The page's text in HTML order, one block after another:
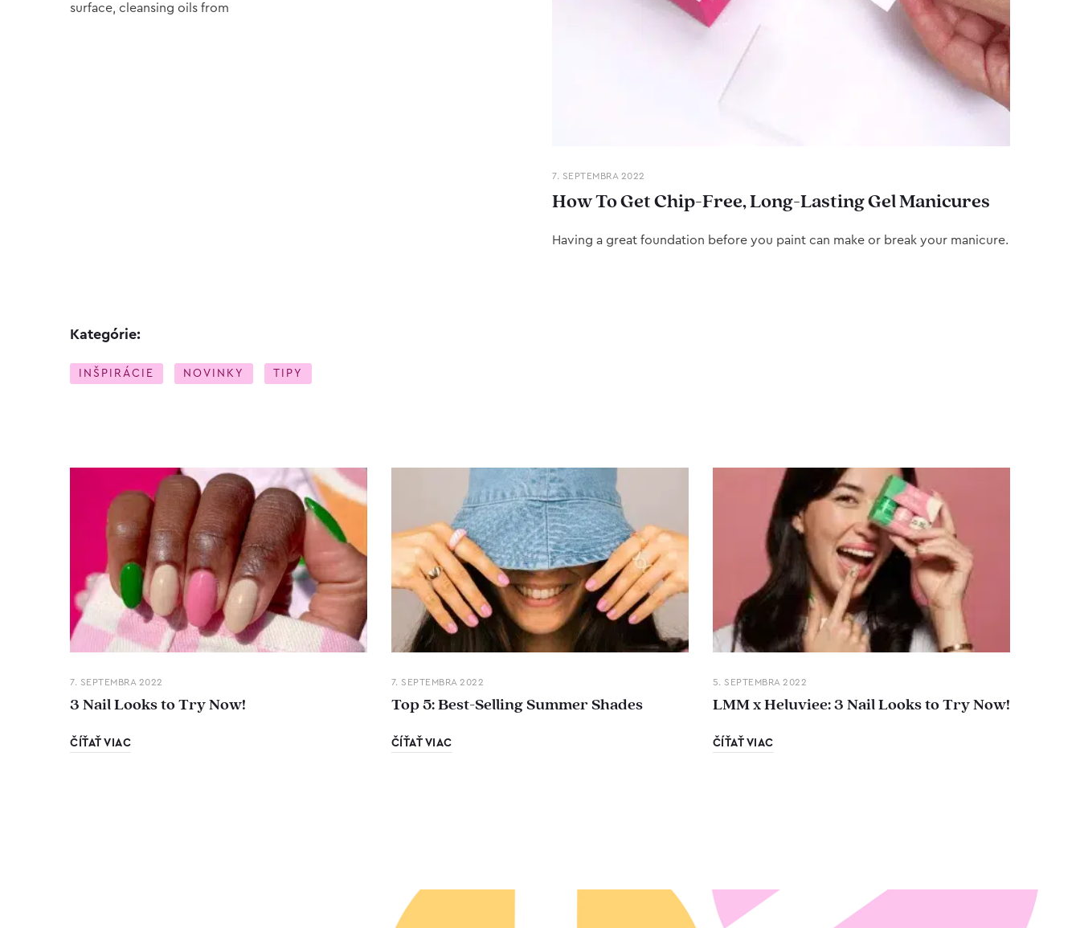
surface, cleansing oils from
7. SEPTEMBRA 2022
How To Get Chip-Free, Long-Lasting Gel Manicures
Having a great foundation before you paint can make or break your manicure.
Kategórie:
INŠPIRÁCIE NOVINKY TIPY
7. SEPTEMBRA 2022
3 Nail Looks to Try Now!
ČÍŤAŤ VIAC
7. SEPTEMBRA 2022
Top 5: Best-Selling Summer Shades
ČÍŤAŤ VIAC
5. SEPTEMBRA 2022
LMM x Heluviee: 3 Nail Looks to Try Now!
ČÍŤAŤ VIAC